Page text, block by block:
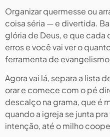
Organizar quermesse ou
coisa séria — e divertida.
glória de Deus, e que
erros e você vai ver o
ferramenta de
Agora vai lá, separa a lista
orar e comece com o pé
descalço na grama, que é
quando a igreja se junta
intenção, até o milho